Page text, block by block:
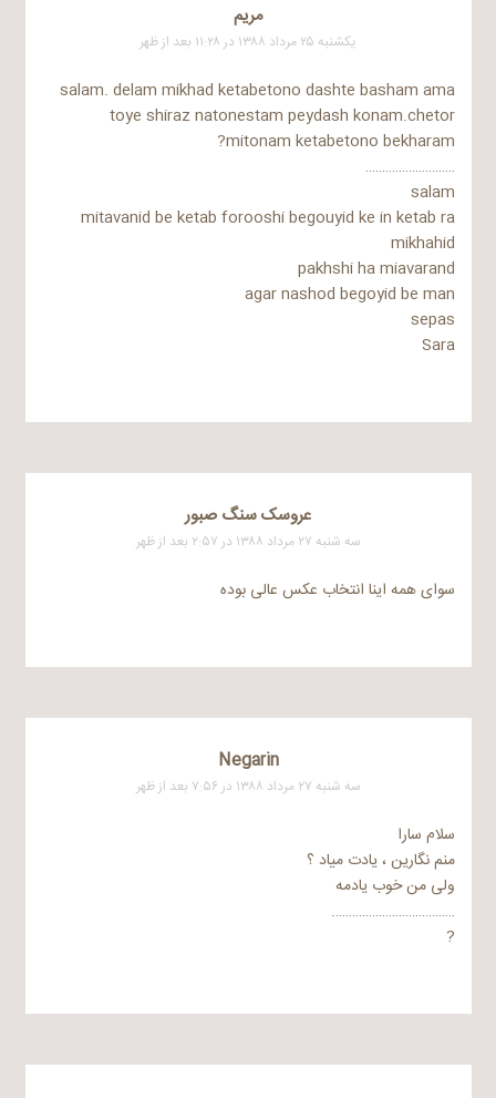
مریم
یکشنبه ۲۵ مرداد ۱۳۸۸ در ۱۱:۲۸ بعد از ظهر
salam. delam mikhad ketabetono dashte basham ama
toye shiraz natonestam peydash konam.chetor
mitonam ketabetono bekharam?
………………………
salam
mitavanid be ketab forooshi begouyid ke in ketab ra
mikhahid
pakhshi ha miavarand
agar nashod begoyid be man
sepas
Sara
عروسک سنگ صبور
سه شنبه ۲۷ مرداد ۱۳۸۸ در ۲:۵۷ بعد از ظهر
سوای همه اینا انتخاب عکس عالی بوده
Negarin
سه شنبه ۲۷ مرداد ۱۳۸۸ در ۷:۵۶ بعد از ظهر
سلام سارا
منم نگارین ، یادت میاد ؟
ولی من خوب یادمه
……………………………….
?